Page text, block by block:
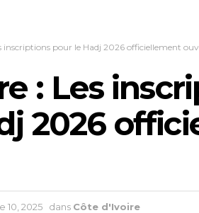
inscriptions pour le Hadj 2026 officiellement
: Les
2026
10, 2025 dans Côte d'Ivoire